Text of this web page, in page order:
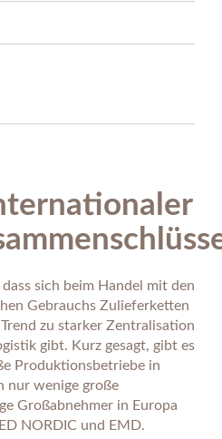
sich beim Handel mit den
Gebrauchs Zulieferketten
zu starker Zentralisation
gibt. Kurz gesagt, gibt es
Produktionsbetriebe in
nur wenige große
Großabnehmer in Europa
NORDIC und EMD.